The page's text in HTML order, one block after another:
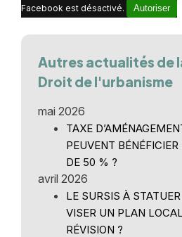
Facebook est désactivé.
Autoriser
Autres actualités de
Droit de l'urbanisme
mai 2026
TAXE
PEUVENT
DE 50 % ?
avril 2026
LE SURSIS À
VISER UN PLAN
RÉVISION ?